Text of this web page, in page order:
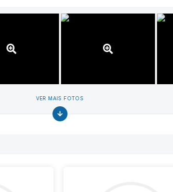
VER MAIS FOTOS